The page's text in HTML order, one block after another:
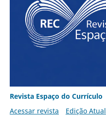
Revista Espaço do Currículo
Acessar revista
Edição Atual